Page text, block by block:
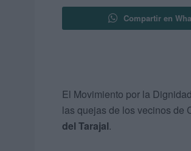
Compartir en
El Movimiento por la
las quejas de los vecinos de
del Tarajal.